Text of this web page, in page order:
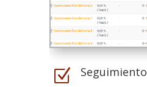
Z Seguimiento